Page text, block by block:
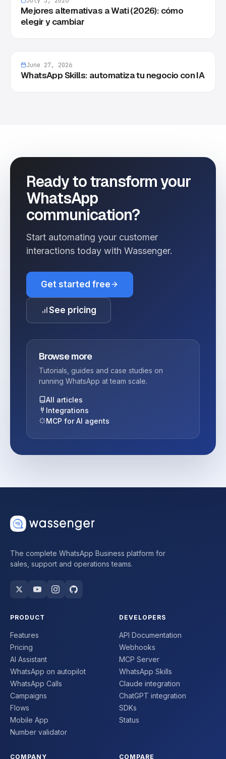
Mejores alternativas a Wati (2026): cómo
elegir y cambiar
June 27, 2026
WhatsApp Skills: automatiza tu negocio con IA
Ready to transform your
WhatsApp
communication?
Start automating your customer
interactions today with Wassenger.
Get started free
See pricing
Browse more
Tutorials, guides and case studies on
running WhatsApp at team scale.
All articles
Integrations
MCP for AI agents
The complete WhatsApp Business platform for
sales, support and operations teams.
PRODUCT
Features
Pricing
AI Assistant
WhatsApp on autopilot
WhatsApp Calls
Campaigns
Flows
Mobile App
Number validator
DEVELOPERS
API Documentation
Webhooks
MCP Server
WhatsApp Skills
Claude integration
ChatGPT integration
SDKs
Status
COMPANY COMPARE